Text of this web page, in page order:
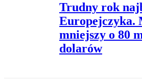
Trudny rok
Europejczyka.
mniejszy o 80
dolarów